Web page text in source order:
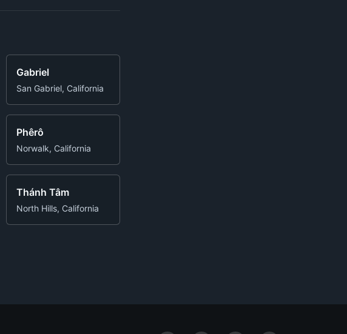
Gabriel
San Gabriel, California
Phêrô
Norwalk, California
Thánh Tâm
North Hills, California